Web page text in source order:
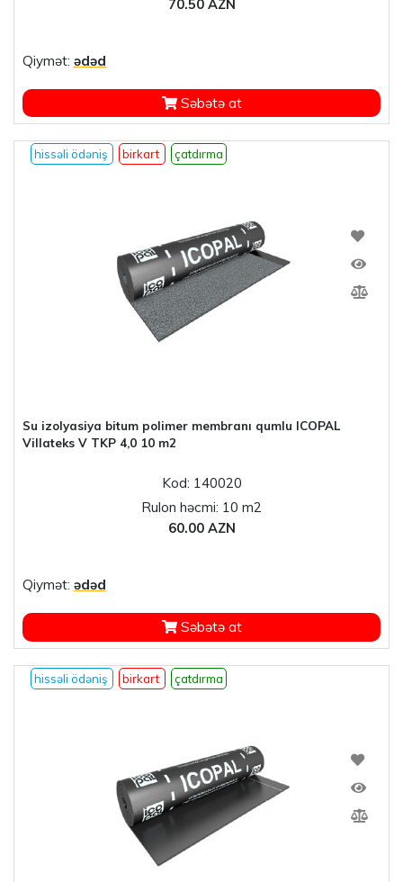
70.50 AZN
Qiymət: ədəd
Səbətə at
hissəli ödəniş birkart çatdırma
Su izolyasiya bitum polimer membranı qumlu ICOPAL
Villateks V TKP 4,0 10 m2
Kod: 140020
Rulon həcmi: 10 m2
60.00 AZN
Qiymət: ədəd
Səbətə at
hissəli ödəniş birkart çatdırma